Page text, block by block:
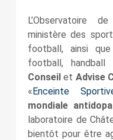
L’Observatoire
ministère des
football, ainsi
football,
Conseilet Advise
«Enceinte
mondiale
laboratoire de
bientôt pour être